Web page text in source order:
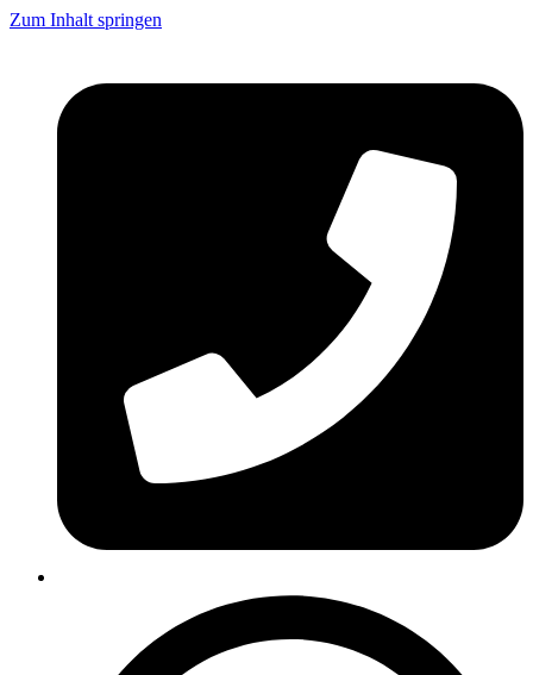
Zum Inhalt springen